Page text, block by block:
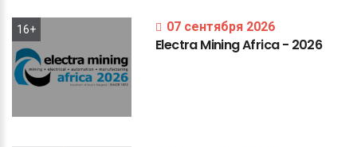
16+ 07 сентября 2026
ElectraMiningAfrica- 2026